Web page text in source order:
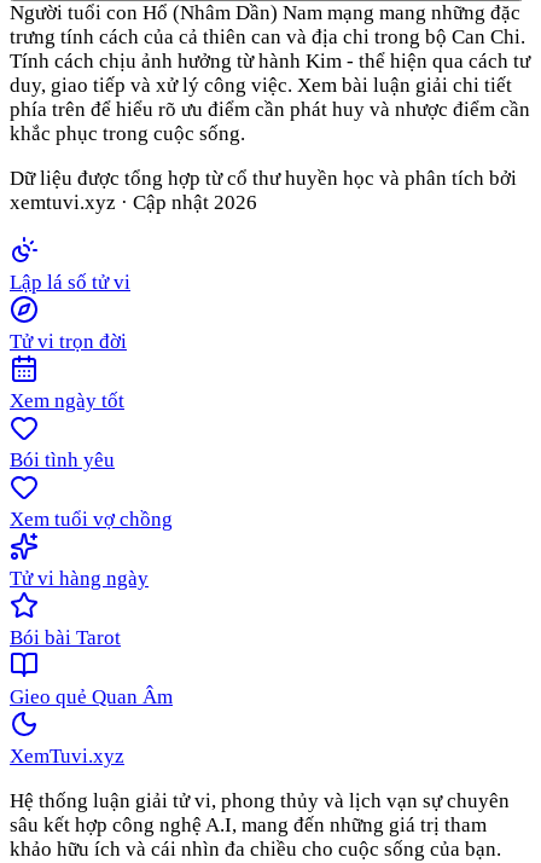
Người tuổi con Hổ (Nhâm Dần) Nam mạng mang những đặc
trưng tính cách của cả thiên can và địa chi trong bộ Can Chi.
Tính cách chịu ảnh hưởng từ hành Kim - thể hiện qua cách tư
duy, giao tiếp và xử lý công việc. Xem bài luận giải chi tiết
phía trên để hiểu rõ ưu điểm cần phát huy và nhược điểm cần
khắc phục trong cuộc sống.
Dữ liệu được tổng hợp từ cổ thư huyền học và phân tích bởi
xemtuvi.xyz · Cập nhật 2026
Lập lá số tử vi
Tử vi trọn đời
Xem ngày tốt
Bói tình yêu
Xem tuổi vợ chồng
Tử vi hàng ngày
Bói bài Tarot
Gieo quẻ Quan Âm
XemTuvi.xyz
Hệ thống luận giải tử vi, phong thủy và lịch vạn sự chuyên
sâu kết hợp công nghệ A.I, mang đến những giá trị tham
khảo hữu ích và cái nhìn đa chiều cho cuộc sống của bạn.